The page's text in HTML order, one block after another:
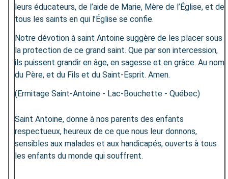
leurs éducateurs, de l’aide de Marie, Mère de l’Église, et de
tous les saints en qui l’Église se confie.
Notre dévotion à saint Antoine suggère de les placer sous
la protection de ce grand saint. Que par son intercession,
ils puissent grandir en âge, en sagesse et en grâce. Au nom
du Père, et du Fils et du Saint-Esprit. Amen.
(Ermitage Saint-Antoine - Lac-Bouchette - Québec)
Saint Antoine, donne à nos parents des enfants
respectueux, heureux de ce que nous leur donnons,
sensibles aux malades et aux handicapés, ouverts à tous
les enfants du monde qui souffrent.